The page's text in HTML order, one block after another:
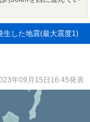
生した地震(最大震度1)
年09月15日16:45発表